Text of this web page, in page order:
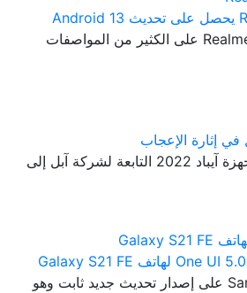
حصل جوال Realme GT2 Pro على الكثير من المواصفات
تم طرح مجموعة من أجهزة آيباد 2022 التابعة لشركة آبل إلى
تعمل سامسونج Samsung على إصدار تحديث جديد ثابت وهو